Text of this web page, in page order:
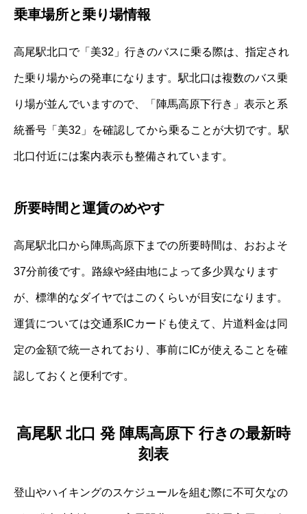
乗車場所と乗り場情報
高尾駅北口で「美32」行きのバスに乗る際は、指定され
た乗り場からの発車になります。駅北口は複数のバス乗
り場が並んでいますので、「陣馬高原下行き」表示と系
統番号「美32」を確認してから乗ることが大切です。駅
北口付近には案内表示も整備されています。
所要時間と運賃のめやす
高尾駅北口から陣馬高原下までの所要時間は、おおよそ
37分前後です。路線や経由地によって多少異なります
が、標準的なダイヤではこのくらいが目安になります。
運賃については交通系ICカードも使えて、片道料金は同
定の金額で統一されており、事前にICが使えることを確
認しておくと便利です。
高尾駅 北口 発 陣馬高原下 行きの最新時
刻表
登山やハイキングのスケジュールを組む際に不可欠なの